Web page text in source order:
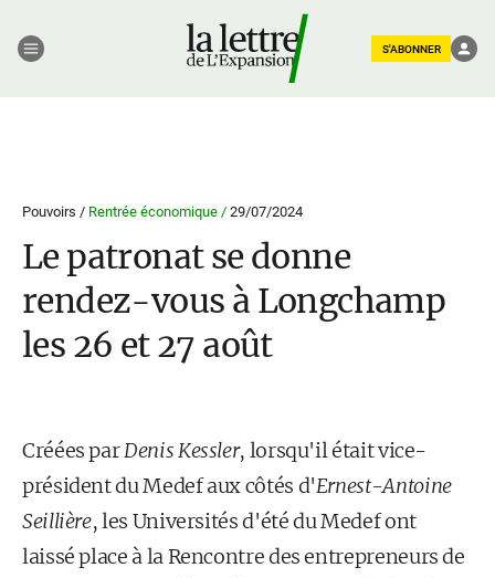
S'ABONNER
Pouvoirs / Rentrée économique / 29/07/2024
Le patronat se donne
rendez-vous à Longchamp
les 26 et 27 août
Créées parDenis Kessler, lorsqu'il était vice-
président du Medef aux côtés d'Ernest-Antoine
Seillière, les Universités d'été du Medef ont
laissé place à la Rencontre des entrepreneurs de